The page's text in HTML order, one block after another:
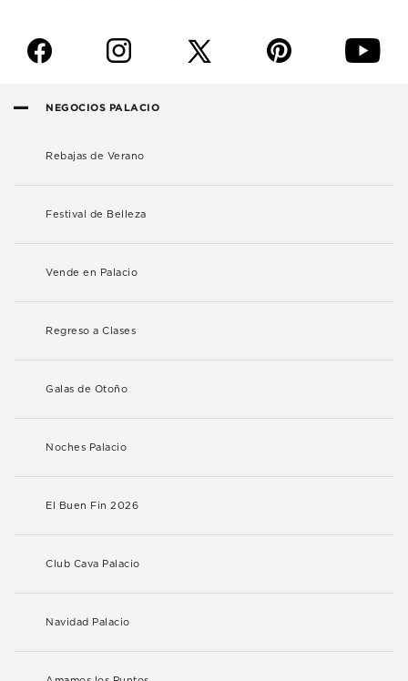
f i p y
NEGOCIOS PALACIO
Rebajas de Verano
Festival de Belleza
Vende en Palacio
Regreso a Clases
Galas de Otoño
Noches Palacio
El Buen Fin 2026
Club Cava Palacio
Navidad Palacio